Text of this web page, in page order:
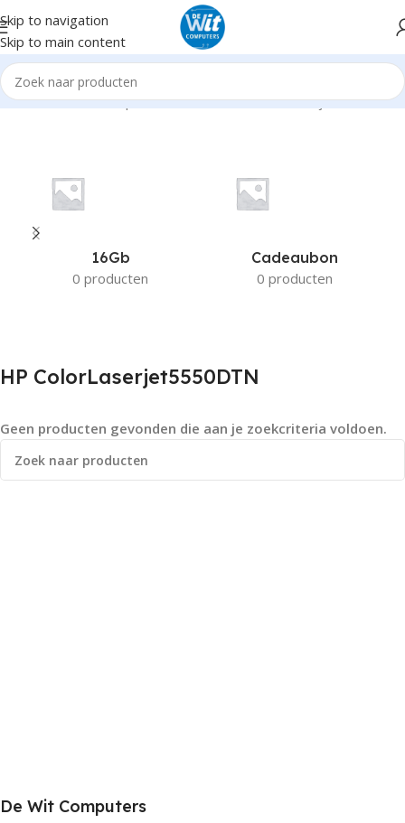
Skip to navigation
Skip to main content
Home Product Compatible Printers HP ColorLaserjet5550DTN
16Gb
0 producten
Cadeaubon
0 producten
HP ColorLaserjet5550DTN
Geen producten gevonden die aan je zoekcriteria voldoen.
De Wit Computers